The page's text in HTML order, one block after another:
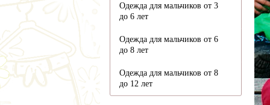
Одежда для мальчиков от 3
до 6 лет
Одежда для мальчиков от 6
до 8 лет
Одежда для мальчиков от 8
до 12 лет